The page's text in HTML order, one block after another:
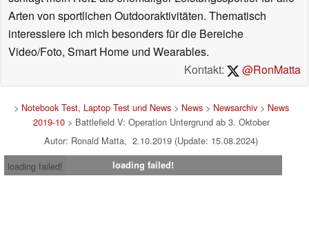
Arten von sportlichen Outdooraktivitäten. Thematisch
interessiere ich mich besonders für die Bereiche
Video/Foto, Smart Home und Wearables.
Kontakt:
@RonMatta
> Notebook Test, Laptop Test und News> News> Newsarchiv> News
2019-10> Battlefield V: Operation Untergrund ab 3. Oktober
Autor: Ronald Matta, 2.10.2019 (Update: 15.08.2024)
loading failed!
loading failed!